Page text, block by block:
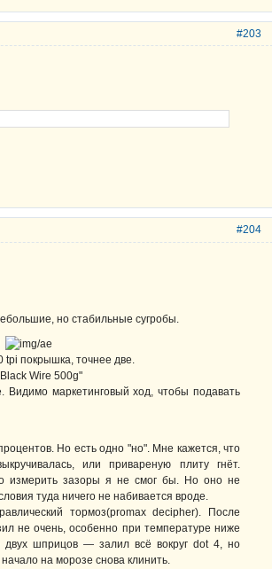
#203
#204
но стабильные сугробы.
tpi покрышка, точнее две.
Wire 500g"
Видимо маркетинговый ход, чтобы подавать
Но есть одно "но". Мне кажется, что
или привареную плиту гнёт.
измерить зазоры я не смог бы. Но оно не
туда ничего не набивается вроде.
тормоз(promax decipher). После
не очень, особенно при температуре ниже
шприцов — залил всё вокруг dot 4, но
на морозе снова клинить.